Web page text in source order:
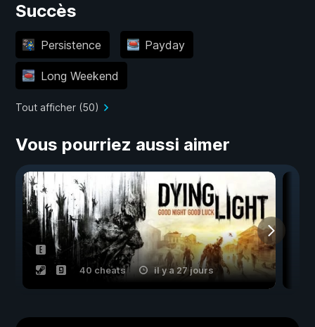
Succès
Persistence Payday
Long Weekend
Tout afficher (50)
Vous pourriez aussi aimer
40 cheats il y a 27 jours